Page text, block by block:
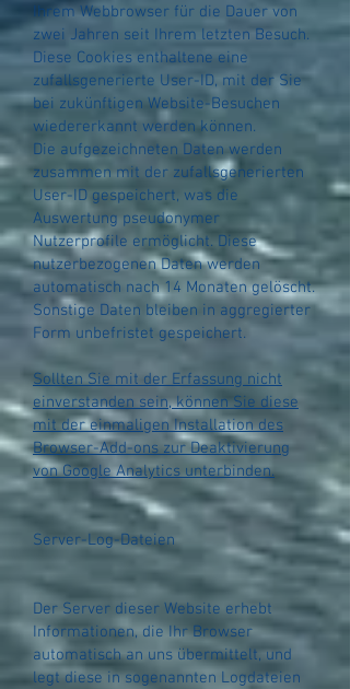
Ihrem Webbrowser für die Dauer von
zwei Jahren seit Ihrem letzten Besuch.
Diese Cookies enthaltene eine
zufallsgenerierte User-ID, mit der Sie
bei zukünftigen Website-Besuchen
wiedererkannt werden können.
Die aufgezeichneten Daten werden
zusammen mit der zufallsgenerierten
User-ID gespeichert, was die
Auswertung pseudonymer
Nutzerprofile ermöglicht. Diese
nutzerbezogenen Daten werden
automatisch nach 14 Monaten gelöscht.
Sonstige Daten bleiben in aggregierter
Form unbefristet gespeichert.
Sollten Sie mit der Erfassung nicht
einverstanden sein, können Sie diese
mit der einmaligen Installation des
Browser-Add-ons zur Deaktivierung
von Google Analytics unterbinden.
Server-Log-Dateien
Der Server dieser Website erhebt
Informationen, die Ihr Browser
automatisch an uns übermittelt, und
legt diese in sogenannten Logdateien